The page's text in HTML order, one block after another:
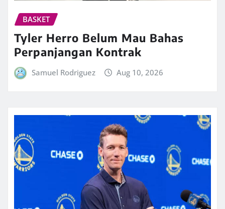
BASKET
Tyler Herro Belum Mau Bahas
Perpanjangan Kontrak
Samuel Rodriguez Aug 10, 2026